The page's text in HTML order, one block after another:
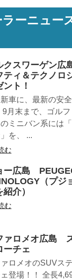
ーニュー
クスワーゲン広
ティ＆テクノロ
ト！
車に、最新の安
9月末まで、ゴル
ミニバン系には
を、 ...
む
ー広島
（プジ
介）
む
ァロメオ広島
ーチェ
ロメオのSUVス
ェ登場！！ 全長